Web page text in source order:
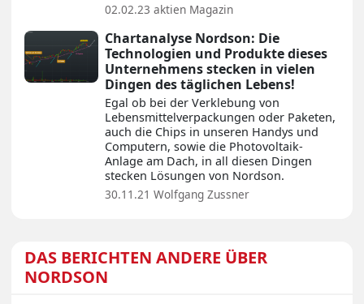
02.02.23 aktien Magazin
Chartanalyse Nordson: Die
Technologien und Produkte dieses
Unternehmens stecken in vielen
Dingen des täglichen Lebens!
Egal ob bei der Verklebung von
Lebensmittelverpackungen oder Paketen,
auch die Chips in unseren Handys und
Computern, sowie die Photovoltaik-
Anlage am Dach, in all diesen Dingen
stecken Lösungen von Nordson.
30.11.21 Wolfgang Zussner
DAS BERICHTEN ANDERE ÜBER
NORDSON